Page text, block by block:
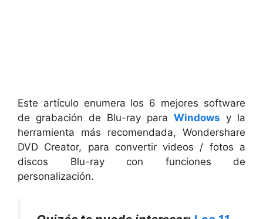
Este artículo enumera los 6 mejores software
de grabación de Blu-ray para Windows y la
herramienta más recomendada, Wondershare
DVD Creator, para convertir videos / fotos a
discos Blu-ray con funciones de
personalización.